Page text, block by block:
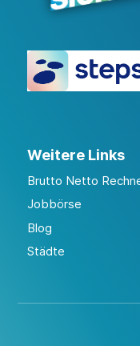
Weitere Links
Brutto Netto
Jobbörse
Blog
Städte